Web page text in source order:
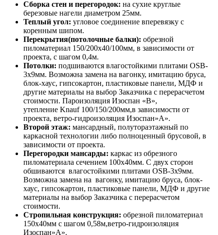
Сборка стен и перегородок: на сухие круглые
березовые нагели диаметром 25мм.
Теплый угол: угловое соединение вперевязку с
коренным шипом.
Перекрытия(потолочные балки): обрезной
пиломатериал 150/200х40/100мм, в зависимости от
проекта, с шагом 0,4м.
Потолки: подшиваются влагостойкими плитами OSB-
3х9мм. Возможна замена на вагонку, имитацию бруса,
блок-хаус, гипсокартон, пластиковые панели, МДФ и
другие материалы на выбор Заказчика с перерасчетом
стоимости. Пароизоляция Изоспан «В»,
утепление Knauf 100/150/200мм,в зависимости от
проекта, ветро-гидроизоляция Изоспан»А».
Второй этаж: мансардный, полутораэтажный по
каркасной технологии либо полноценный брусовой, в
зависимости от проекта.
Перегородки мансарды: каркас из обрезного
пиломатериала сечением 100х40мм. С двух сторон
обшиваются влагостойкими плитами OSB-3х9мм.
Возможна замена на вагонку, имитацию бруса, блок-
хаус, гипсокартон, пластиковые панели, МДФ и другие
материалы на выбор Заказчика с перерасчетом
стоимости.
Стропильная конструкция: обрезной пиломатериал
150х40мм с шагом 0,58м,ветро-гидроизоляция
Изоспан»А».